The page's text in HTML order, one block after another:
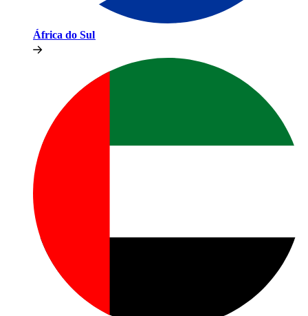
África do Sul​​